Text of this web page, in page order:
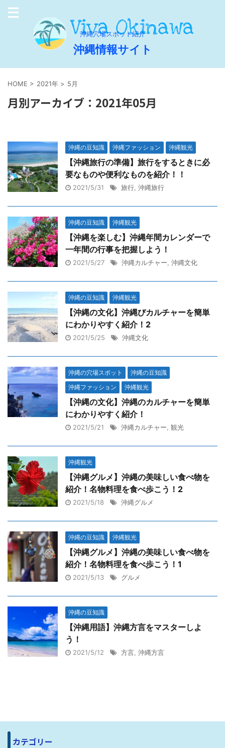
沖縄穴場スポット紹介
沖縄情報サイト
HOME > 2021年 > 5月
月別アーカイブ：2021年05月
沖縄の豆知識 沖縄ファッション 沖縄観光
【沖縄旅行の準備】旅行をするときに必
要なものや便利なものを紹介！！
2021/5/31 旅行 沖縄旅行
沖縄の豆知識 沖縄観光
【沖縄を楽しむ】沖縄年間カレンダーで
一年間の行事を把握しよう！
2021/5/27 沖縄カルチャー 沖縄文化
沖縄の豆知識 沖縄観光
【沖縄の文化】沖縄びカルチャーを簡単
にわかりやすく紹介！2
2021/5/25 沖縄文化
沖縄の穴場スポット
沖縄の豆知識
沖縄ファッション
沖縄観光
【沖縄の文化】沖縄のカルチャーを簡単
にわかりやすく紹介！
2021/5/21 沖縄カルチャー 観光
沖縄観光
【沖縄グルメ】沖縄の美味しい食べ物を
紹介！名物料理を食べ歩こう！2
2021/5/18 沖縄グルメ
沖縄の豆知識 沖縄観光
【沖縄グルメ】沖縄の美味しい食べ物を
紹介！名物料理を食べ歩こう！1
2021/5/13 グルメ
沖縄の豆知識
【沖縄用語】沖縄方言をマスターしよ
う！
2021/5/12 方言 沖縄方言
カテゴリー